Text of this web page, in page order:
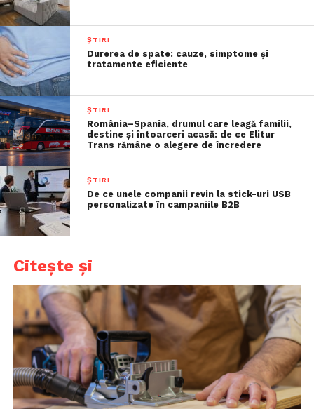
ȘTIRI
Durerea de spate: cauze, simptome și
tratamente eficiente
ȘTIRI
România–Spania, drumul care leagă familii,
destine și întoarceri acasă: de ce Elitur
Trans rămâne o alegere de încredere
ȘTIRI
De ce unele companii revin la stick-uri USB
personalizate în campaniile B2B
Citește și